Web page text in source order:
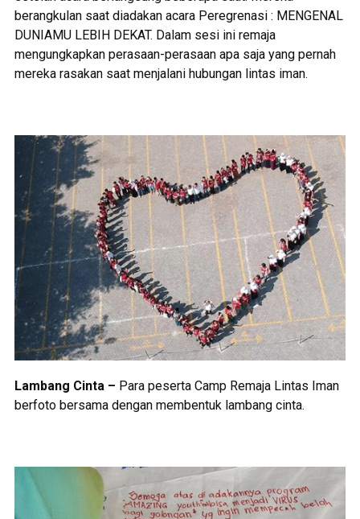
berangkulan saat diadakan acara Peregrenasi : MENGENAL
DUNIAMU LEBIH DEKAT. Dalam sesi ini remaja
mengungkapkan perasaan-perasaan apa saja yang pernah
mereka rasakan saat menjalani hubungan lintas iman.
Lambang Cinta – Para peserta Camp Remaja Lintas Iman
berfoto bersama dengan membentuk lambang cinta.